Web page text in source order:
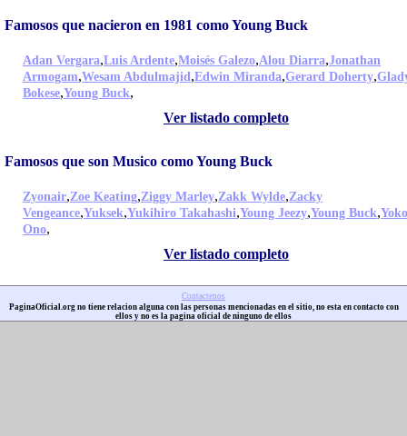
Famosos que nacieron en 1981 como Young Buck
Adan Vergara,Luis Ardente,Moisés Galezo,Alou Diarra,Jonathan
Armogam,Wesam Abdulmajid,Edwin Miranda,Gerard Doherty,
Bokese,Young Buck,
Ver listado completo
Famosos que son Musico como Young Buck
Zyonair,Zoe Keating,Ziggy Marley,Zakk Wylde,Zacky
Vengeance,Yuksek,Yukihiro Takahashi,Young Jeezy,Young Buck,Yoko
Ono,
Ver listado completo
Contactenos
PaginaOficial.org no tiene relacion alguna con las personas mencionadas en el sitio, no esta en contacto con
ellos y no es la pagina oficial de ninguno de ellos